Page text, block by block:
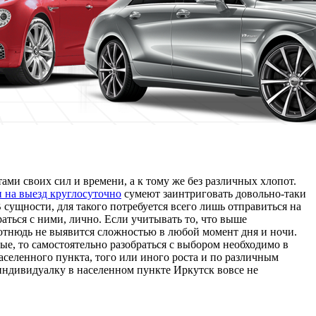
своих сил и времени, а к тому же без различных хлопот.
на выезд круглосуточно сумеют заинтриговать довольно-таки
для такого потребуется всего лишь отправиться на
с ними, лично. Если учитывать то, что выше
не выявится сложностью в любой момент дня и ночи.
самостоятельно разобраться с выбором необходимо в
пункта, того или иного роста и по различным
в населенном пункте Иркутск вовсе не